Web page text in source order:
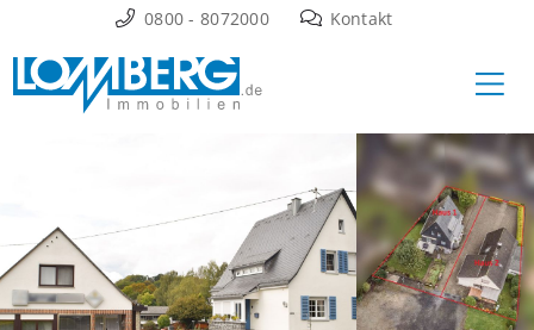
Inhalt
springen
0800 - 8072000 Kontakt